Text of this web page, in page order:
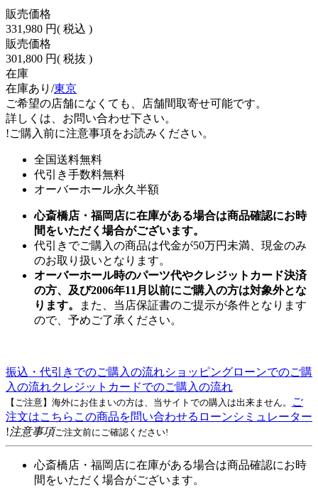
販売価格
331,980 円( 税込 )
販売価格
301,800 円( 税抜 )
在庫
在庫あり/東京
ご希望の店舗になくても、店舗間取寄せ可能です。
詳しくは、お問い合わせ下さい。
!ご購入前に注意事項をお読みください。
全国送料無料
代引き手数料無料
オーバーホール永久半額
心斎橋店・福岡店に在庫がある場合は商品確認にお時
間をいただく場合がございます。
代引きでご購入の商品は代金が50万円未満、現金のみ
のお取り扱いとなります。
オーバーホール時のパーツ代やクレジットカード決済
の方、及び2006年11月以前にご購入の方は対象外とな
ります。
また、当店保証書のご提示が条件となります
ので、予めご了承ください。
振込・代引きでのご購入の流れショッピングローンでのご購
入の流れクレジットカードでのご購入の流れ
【ご注意】海外にお住まいの方は、当サイトでの購入は出来ません。
ご
注文はこちら この商品を問い合わせる ローンシミュレーター
!注意事項ご注文前にご確認ください!
心斎橋店・福岡店に在庫がある場合は商品確認にお時
間をいただく場合がございます。